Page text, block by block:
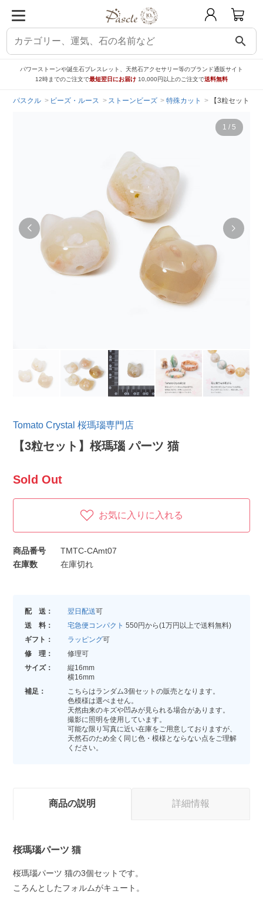
search
パワーストーンや誕生石ブレスレット、天然石アクセサリー等のブランド通販サイト
12時までのご注文で最短翌日にお届け 10,000円以上のご注文で送料無料
パスクル ビーズ・ルース ストーンビーズ 特殊カット 【3粒セット】
1 / 5
Tomato Crystal 桜瑪瑙専門店
【3粒セット】桜瑪瑙 パーツ 猫
Sold Out
お気に入りに入れる
商品番号
TMTC-CAmt07
在庫数
在庫切れ
配 送： 翌日配送可
送 料：
宅急便コンパクト 550円から(1万円以上で送料無料)
ギフト：
ラッピング可
修 理：
修理可
サイズ：
縦16mm
横16mm
補足：
こちらはランダム3個セットの販売となります。
色模様は選べません。
天然由来のキズや凹みが見られる場合があります。
撮影に照明を使用しています。
可能な限り写真に近い在庫をご用意しておりますが、
天然石のため全く同じ色・模様とならない点をご理解
ください。
商品の説明 詳細情報
桜瑪瑙パーツ 猫
桜瑪瑙パーツ 猫の3個セットです。
ころんとしたフォルムがキュート。